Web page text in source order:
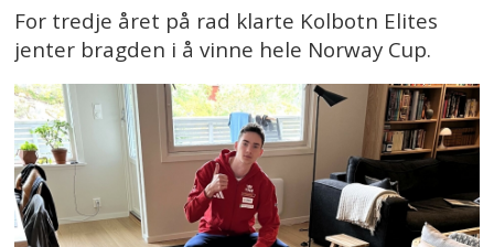
For tredje året på rad klarte Kolbotn Elites
jenter bragden i å vinne hele Norway Cup.